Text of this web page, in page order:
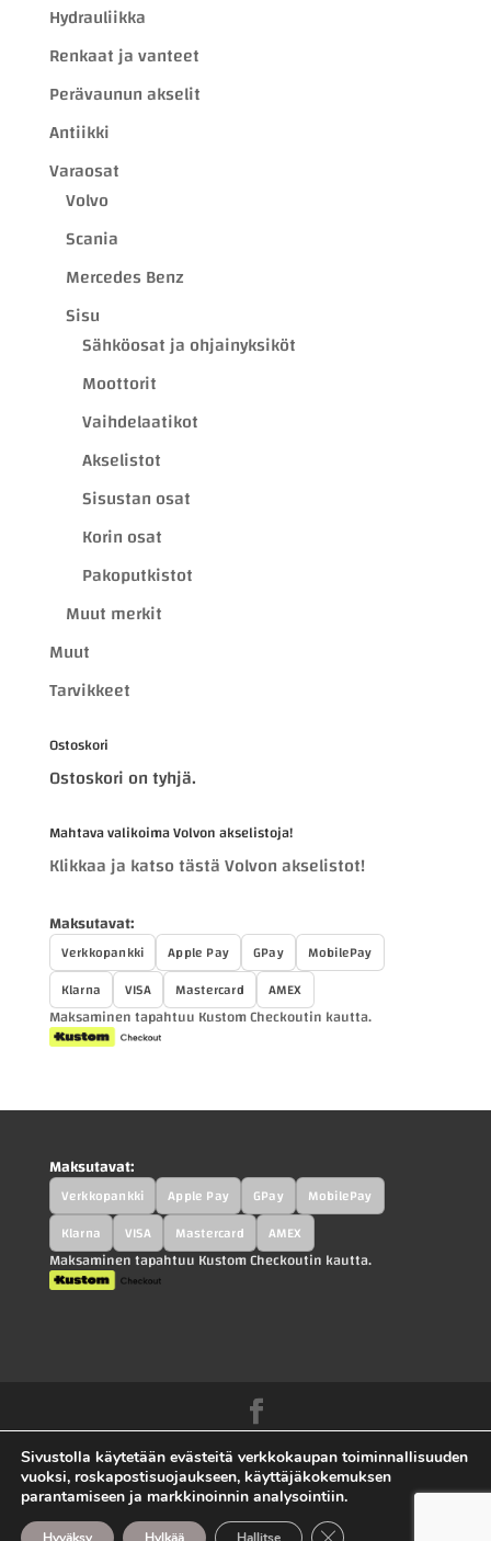
Hydrauliikka
Renkaat ja vanteet
Perävaunun akselit
Antiikki
Varaosat
Volvo
Scania
Mercedes Benz
Sisu
Sähköosat ja ohjainyksiköt
Moottorit
Vaihdelaatikot
Akselistot
Sisustan osat
Korin osat
Pakoputkistot
Muut merkit
Muut
Tarvikkeet
Ostoskori
Ostoskori on tyhjä.
Mahtava valikoima Volvon akselistoja!
Klikkaa ja katso tästä Volvon akselistot!
Maksutavat:
Verkkopankki Apple Pay GPay
MobilePay
Klarna
VISA Mastercard AMEX
Maksaminen tapahtuu Kustom Checkoutin kautta.
Maksutavat:
Verkkopankki Apple Pay GPay
MobilePay
Klarna
VISA Mastercard AMEX
Maksaminen tapahtuu Kustom Checkoutin kautta.
Kah-Parts.fi - Kah-Trucks.fi - Kauppilan
Autohajottamo Oy |Tietosuojaseloste
Toimitusehdot|Ota yhteyttä |Sivuston toteutus
Sivustolla käytetään evästeitä verkkokaupan toiminnallisuuden
vuoksi, roskapostisuojaukseen, käyttäjäkokemuksen
parantamiseen ja markkinoinnin analysointiin.
Sulje evästebanneri